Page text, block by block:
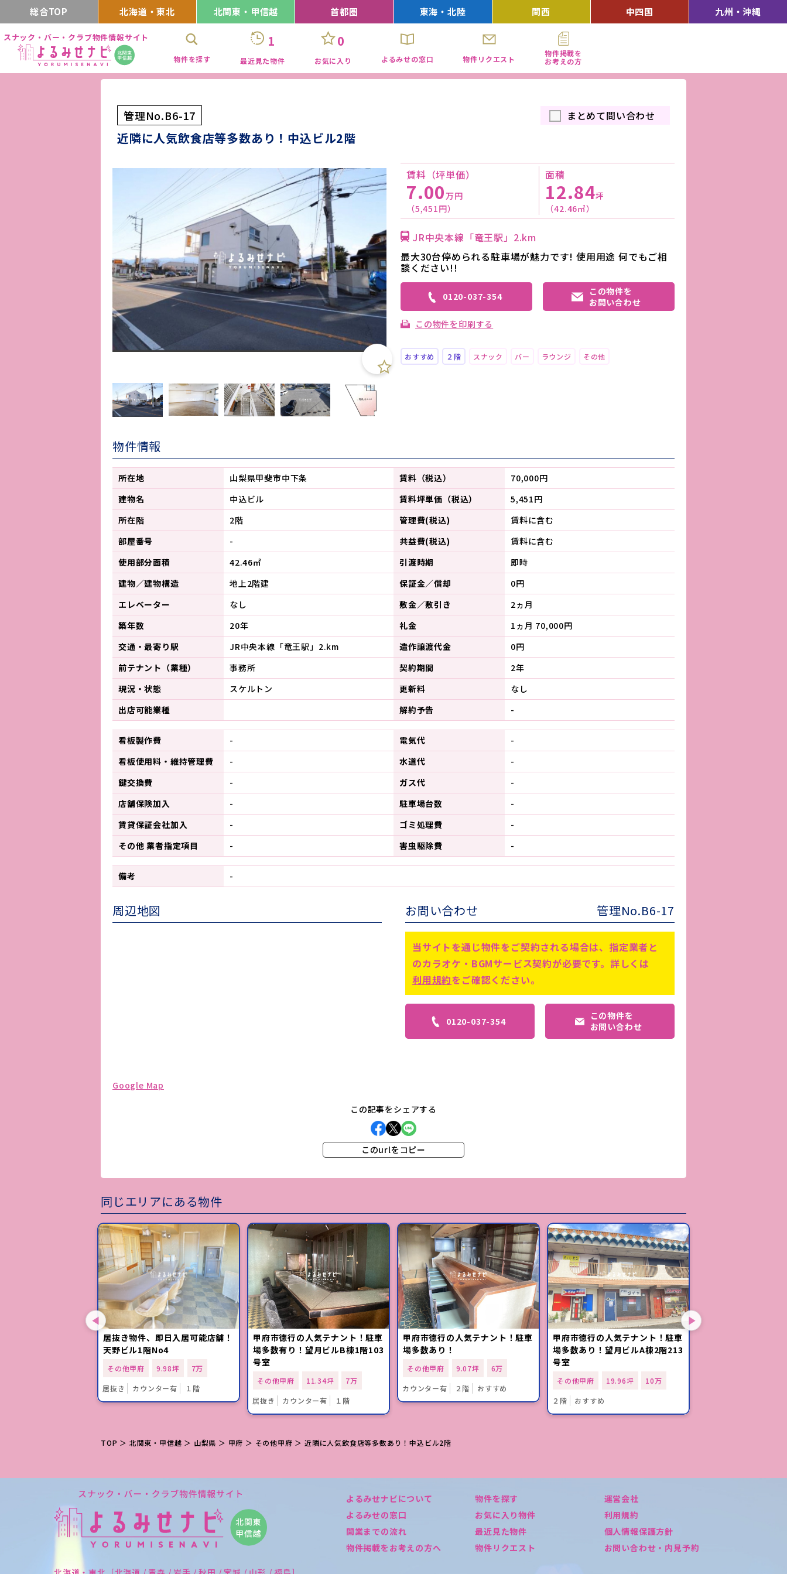
総合TOP 北海道・東北 北関東・甲信越 首都圏 東海・北陸 関西 中四国 九州・沖縄
スナック・バー・クラブ物件情報サイト
物件を探す
1
最近見た物件
0
お気に入り よるみせの窓口 物件リクエスト
物件掲載を
お考えの方
管理No.B6-17 まとめて問い合わせ
近隣に人気飲食店等多数あり！中込ビル2階
賃料（坪単価）
7.00万円
（5,451円）
面積
12.84坪
（42.46㎡）
JR中央本線「竜王駅」2.km
最大30台停められる駐車場が魅力です! 使用用途 何でもご相
談ください!!
0120-037-354
この物件を
お問い合わせ
この物件を印刷する
おすすめ ２階 スナック バー ラウンジ その他
物件情報
所在地
山梨県甲斐市中下条
建物名
中込ビル
所在階
2階
部屋番号
-
使用部分面積
42.46㎡
建物／建物構造
地上2階建
エレベーター
なし
築年数
20年
交通・最寄り駅
JR中央本線「竜王駅」2.km
前テナント（業種）
事務所
現況・状態
スケルトン
出店可能業種
賃料（税込）
70,000円
賃料坪単価（税込）
5,451円
管理費(税込)
賃料に含む
共益費(税込)
賃料に含む
引渡時期
即時
保証金／償却
0円
敷金／敷引き
2ヵ月
礼金
1ヵ月 70,000円
造作譲渡代金
0円
契約期間
2年
更新料
なし
解約予告
-
看板製作費
-
看板使用料・ 維持管理費
-
鍵交換費
-
店舗保険加入
-
賃貸保証会社加入
-
その他 業者指定項目
-
電気代
-
水道代
-
ガス代
-
駐車場台数
-
ゴミ処理費
-
害虫駆除費
-
備考 -
周辺地図
Google Map
お問い合わせ 管理No.B6-17
当サイトを通じ物件をご契約される場合は、指定業者と
のカラオケ・BGMサービス契約が必要です。詳しくは
利用規約をご確認ください。
0120-037-354
この物件を
お問い合わせ
この記事をシェアする
このurlをコピー
同じエリアにある物件
居抜き物件、即日入居可能店舗！
天野ビル1階No4
その他甲府 9.98坪
7万
居抜き
カウンター有 １階
甲府市徳行の人気テナント！駐車
場多数有り！望月ビルB棟1階103
号室
その他甲府 11.34坪
7万
居抜き
カウンター有 １階
甲府市徳行の人気テナント！駐車
場多数あり！
その他甲府 9.07坪
6万
カウンター有
２階 おすすめ
甲府市徳行の人気テナント！駐車
場多数あり！望月ビルA棟2階213
号室
その他甲府 19.96坪
10万
２階
おすすめ
TOP ＞ 北関東・甲信越 ＞ 山梨県 ＞ 甲府 ＞ その他甲府 ＞ 近隣に人気飲食店等多数あり！中込ビル2階
よるみせナビについて
よるみせの窓口
開業までの流れ
物件掲載をお考えの方へ
物件を探す
お気に入り物件
最近見た物件
物件リクエスト
運営会社
利用規約
個人情報保護方針
お問い合わせ・内見予約